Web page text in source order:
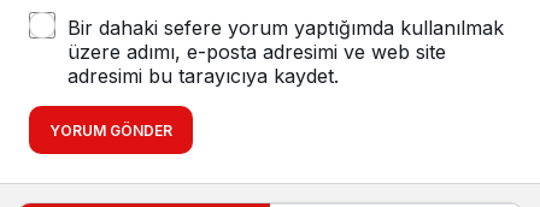
Bir dahaki sefere yorum yaptığımda kullanılmak
üzere adımı, e-posta adresimi ve web site
adresimi bu tarayıcıya kaydet.
YORUM GÖNDER